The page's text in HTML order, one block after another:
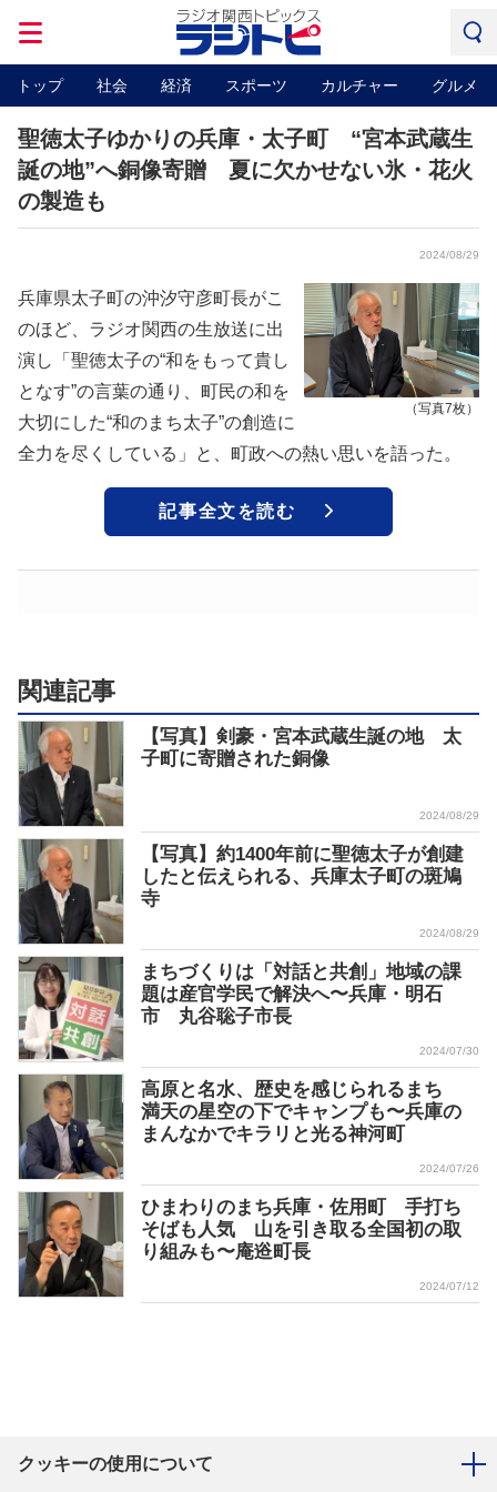
トップ 社会 経済 スポーツ カルチャー グルメ
聖徳太子ゆかりの兵庫・太子町 “宮本武蔵生
誕の地”へ銅像寄贈 夏に欠かせない氷・花火
の製造も
2024/08/29
（写真7枚）
兵庫県太子町の沖汐守彦町長がこ
のほど、ラジオ関西の生放送に出
演し「聖徳太子の“和をもって貴し
となす”の言葉の通り、町民の和を
大切にした“和のまち太子”の創造に
全力を尽くしている」と、町政への熱い思いを語った。
記事全文を読む
関連記事
【写真】剣豪・宮本武蔵生誕の地 太
子町に寄贈された銅像
2024/08/29
【写真】約1400年前に聖徳太子が創建
したと伝えられる、兵庫太子町の斑鳩
寺
2024/08/29
まちづくりは「対話と共創」地域の課
題は産官学民で解決へ〜兵庫・明石
市 丸谷聡子市長
2024/07/30
高原と名水、歴史を感じられるまち
満天の星空の下でキャンプも〜兵庫の
まんなかでキラリと光る神河町
2024/07/26
ひまわりのまち兵庫・佐用町 手打ち
そばも人気 山を引き取る全国初の取
り組みも〜庵逧町長
2024/07/12
クッキーの使用について